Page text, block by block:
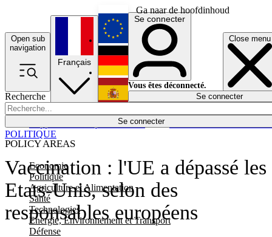
Ga naar de hoofdinhoud
Open sub
navigation
Close menu
Recherche
Se connecter
POLICY AREAS
Economie
Politique
Agriculture et Alimentation
Santé
Technologies
Energie, Environnement et Transport
Défense
Économie
Français
English
Deutsch
Español
Se connecter
Vous êtes déconnecté.
Se connecter
Vaccination : l'UE a dépassé les
Etats-Unis, selon des
responsables européens
POLITIQUE